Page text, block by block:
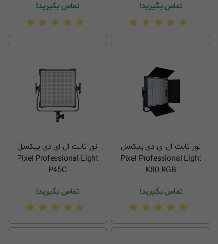
تماس بگیرید!
تماس بگیرید!
نور ثابت ال ای دی پیکسل
Pixel Professional Light
K80 RGB
تماس بگیرید!
نور ثابت ال ای دی پیکسل
Pixel Professional Light
P45C
تماس بگیرید!